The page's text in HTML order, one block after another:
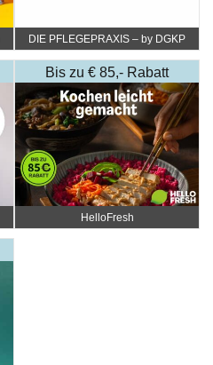
DIE PFLEGEPRAXIS – by DGKP
Bis zu € 85,- Rabatt
HelloFresh